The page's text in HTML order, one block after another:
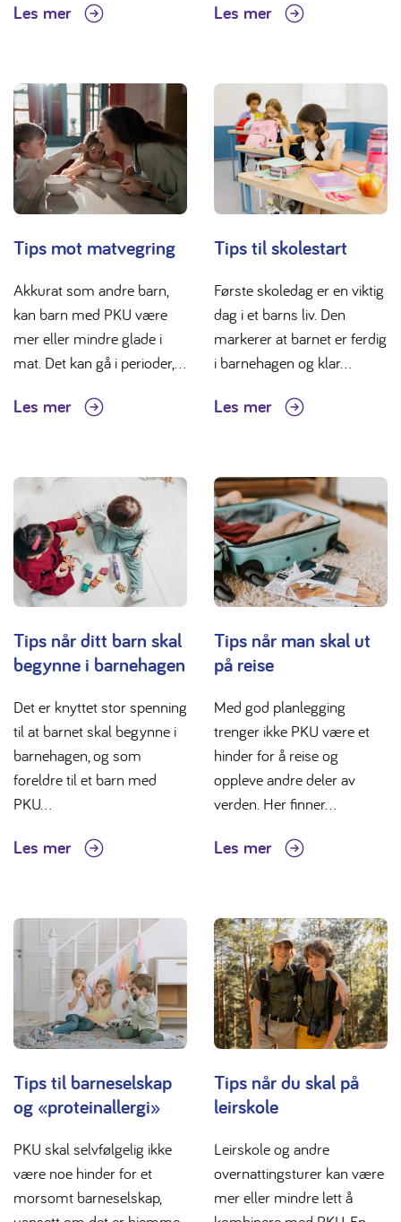
Les mer Les mer
Tips mot matvegring
Akkurat som andre barn,
kan barn med PKU være
mer eller mindre glade i
mat. Det kan gå i perioder,...
Les mer
Tips til skolestart
Første skoledag er en viktig
dag i et barns liv. Den
markerer at barnet er ferdig
i barnehagen og klar...
Les mer
Tips når ditt barn skal
begynne i barnehagen
Det er knyttet stor spenning
til at barnet skal begynne i
barnehagen, og som
foreldre til et barn med
PKU...
Les mer
Tips når man skal ut
på reise
Med god planlegging
trenger ikke PKU være et
hinder for å reise og
oppleve andre deler av
verden. Her finner...
Les mer
Tips til barneselskap
og «proteinallergi»
PKU skal selvfølgelig ikke
være noe hinder for et
morsomt barneselskap,
Tips når du skal på
leirskole
Leirskole og andre
overnattingsturer kan være
mer eller mindre lett å